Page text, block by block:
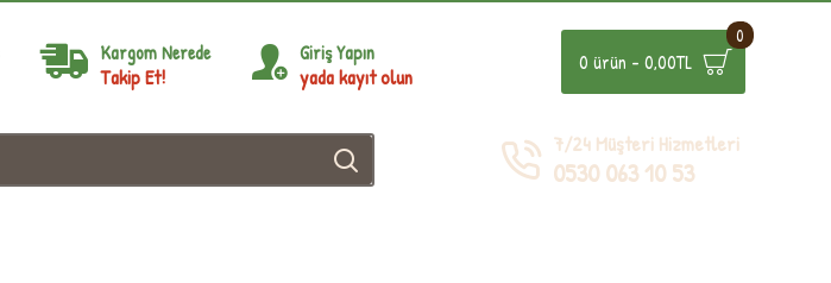
Kargom Nerede
Takip Et!
Giriş Yapın
yada kayıt olun
0 ürün - 0,00TL
0
7/24 Müşteri Hizmetleri
0530 063 10 53